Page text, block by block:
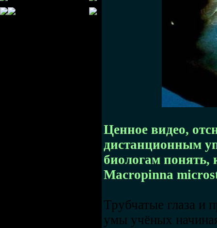
Ценное видео,
дистанционным
биологам понять,
Macropinna
Трубчатые глаза и
умы учёных